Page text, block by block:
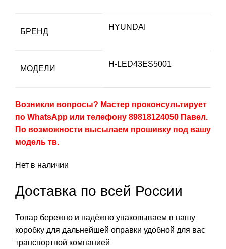
БРЕНД
HYUNDAI
МОДЕЛИ
H-LED43ES5001
Возникли вопросы? Мастер проконсультирует
по WhatsApp или телефону 89818124050 Павел.
По возможности высылаем прошивку под вашу
модель тв.
Нет в наличии
Доставка по всей России
Товар бережно и надёжно упаковываем в нашу
коробку для дальнейшей оправки удобной для вас
транспортной компанией